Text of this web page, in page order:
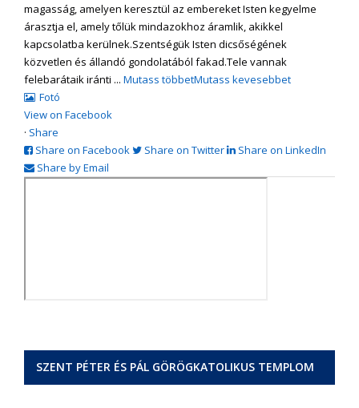
SZENT PÉTER ÉS PÁL GÖRÖGKATOLIKUS TEMPLOM
magasság, amelyen keresztül az embereket Isten kegyelme
árasztja el, amely tőlük mindazokhoz áramlik, akikkel
kapcsolatba kerülnek.Szentségük Isten dicsőségének
közvetlen és állandó gondolatából fakad.Tele vannak
felebarátaik iránti ... Mutass többetMutass kevesebbet
Fotó
View on Facebook
· Share
Share on Facebook
Share on Twitter
Share on LinkedIn
Share by Email